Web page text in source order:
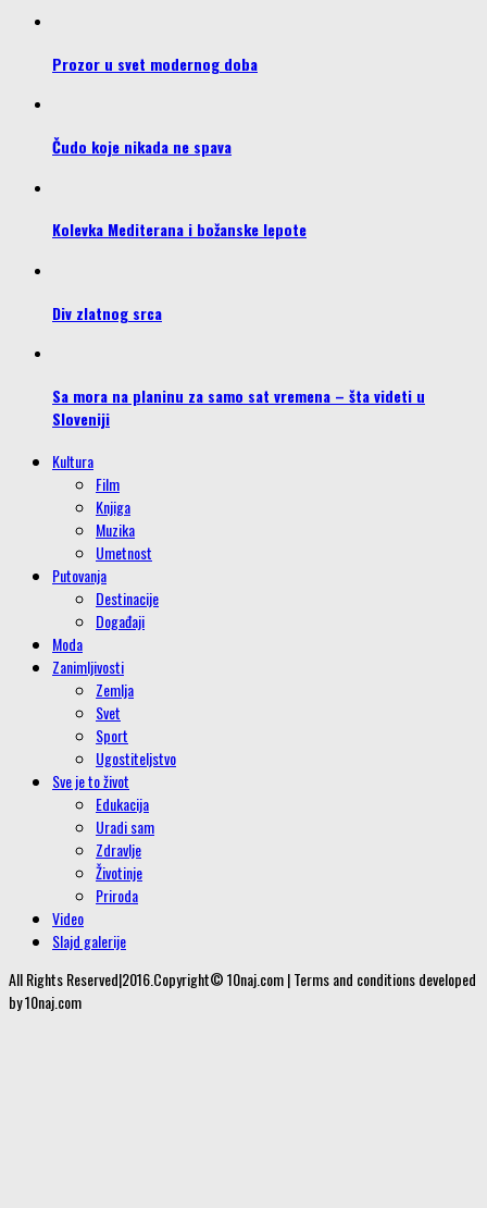
Prozor u svet modernog doba
Čudo koje nikada ne spava
Kolevka Mediterana i božanske lepote
Div zlatnog srca
Sa mora na planinu za samo sat vremena – šta videti u
Sloveniji
Kultura
Film
Knjiga
Muzika
Umetnost
Putovanja
Destinacije
Događaji
Moda
Zanimljivosti
Zemlja
Svet
Sport
Ugostiteljstvo
Sve je to život
Edukacija
Uradi sam
Zdravlje
Životinje
Priroda
Video
Slajd galerije
All Rights Reserved|2016.Copyright© 10naj.com | Terms and conditions developed
by 10naj.com